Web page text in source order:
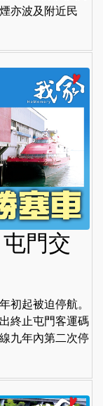
亦波及附近民
門交
初起被迫停航。
終止屯門客運碼
九年內第二次停